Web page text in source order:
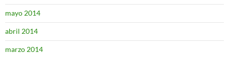
mayo 2014
abril 2014
marzo 2014